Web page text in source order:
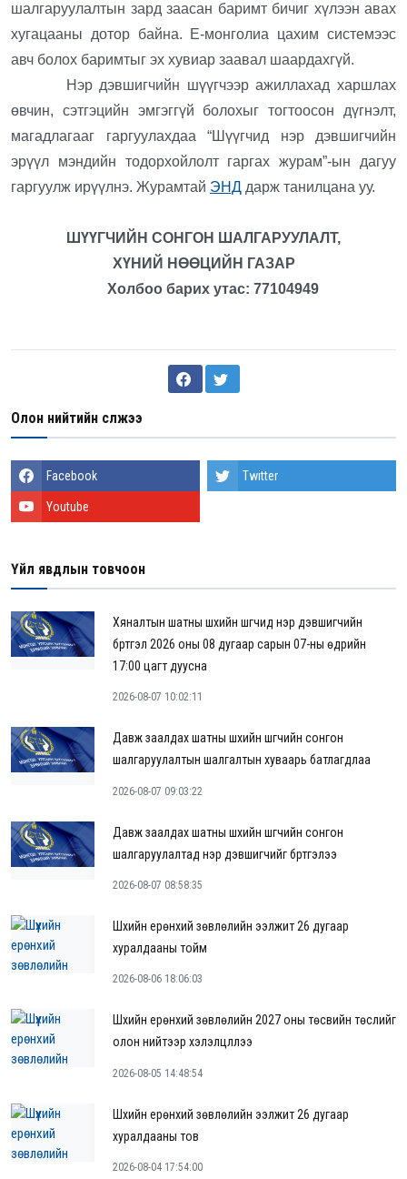
шалгаруулалтын зард заасан баримт бичиг хүлээн авах
хугацааны дотор байна. Е-монголиа цахим системээс
авч болох баримтыг эх хувиар заавал шаардахгүй.
Нэр дэвшигчийн шүүгчээр ажиллахад харшлах
өвчин, сэтгэцийн эмгэггүй болохыг тогтоосон дүгнэлт,
магадлагааг гаргуулахдаа “Шүүгчид нэр дэвшигчийн
эрүүл мэндийн тодорхойлолт гаргах журам”-ын дагуу
гаргуулж ирүүлнэ. Журамтай ЭНД дарж танилцана уу.
ШҮҮГЧИЙН СОНГОН ШАЛГАРУУЛАЛТ,
ХҮНИЙ НӨӨЦИЙН ГАЗАР
Холбоо барих утас: 77104949
Олон нийтийн сүлжээ
Facebook Twitter
Youtube
Үйл явдлын товчоон
Хяналтын шатны шүүхийн шүүгчид нэр дэвшигчийн
бүртгэл 2026 оны 08 дугаар сарын 07-ны өдрийн
17:00 цагт дуусна
2026-08-07 10:02:11
Давж заалдах шатны шүүхийн шүүгчийн сонгон
шалгаруулалтын шалгалтын хуваарь батлагдлаа
2026-08-07 09:03:22
Давж заалдах шатны шүүхийн шүүгчийн сонгон
шалгаруулалтад нэр дэвшигчийг бүртгэлээ
2026-08-07 08:58:35
Шүүхийн ерөнхий зөвлөлийн ээлжит 26 дугаар
хуралдааны тойм
2026-08-06 18:06:03
Шүүхийн ерөнхий зөвлөлийн 2027 оны төсвийн төслийг
олон нийтээр хэлэлцүүллээ
2026-08-05 14:48:54
Шүүхийн ерөнхий зөвлөлийн ээлжит 26 дугаар
хуралдааны тов
2026-08-04 17:54:00